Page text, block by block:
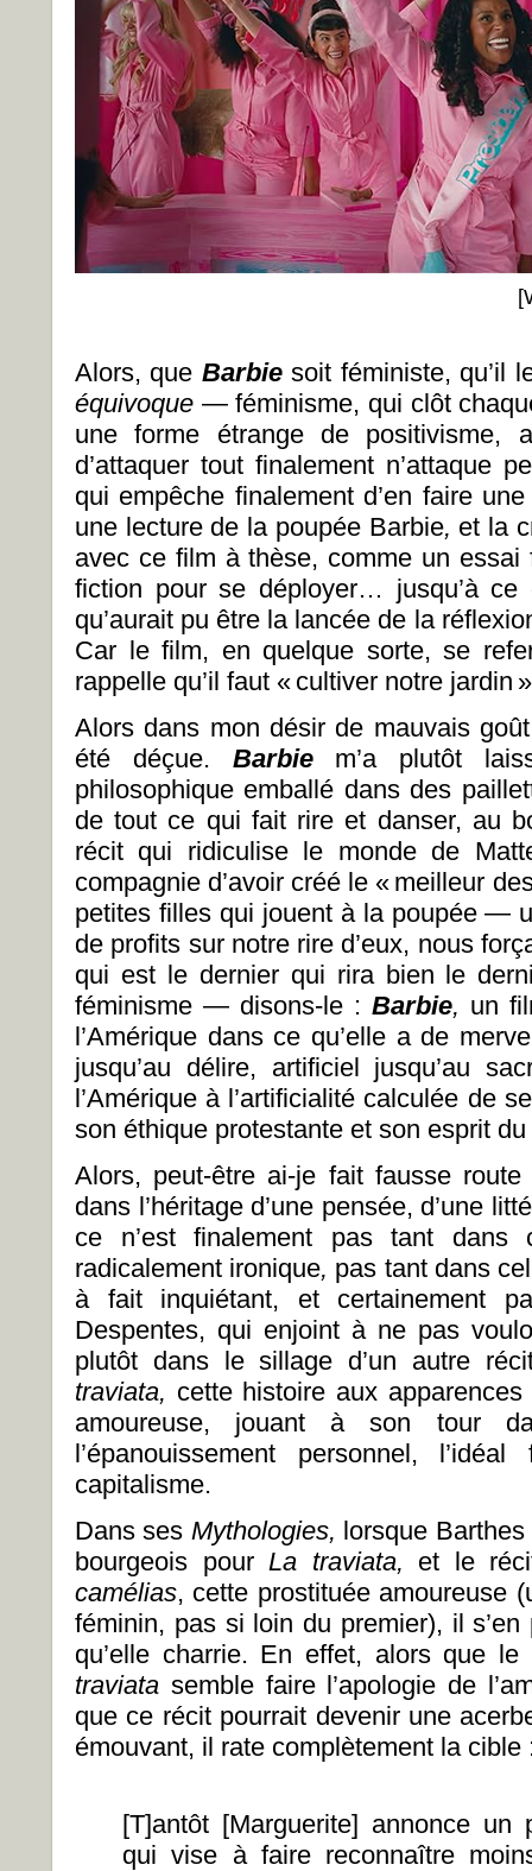
Alors, que Barbiesoit féministe, qu’il
équivoque — féminisme, qui clôt
une forme étrange de positivisme,
d’attaquer tout finalement n’attaque
qui empêche finalement d’en faire
une lecture de la poupée Barbie, et la
avec ce film à thèse, comme un
fiction pour se déployer… jusqu’à
qu’aurait pu être la lancée de la
Car le film, en quelque sorte, se
rappelle qu’il faut « cultiver notre jardin
Alors dans mon désir de mauvais
été déçue. Barbie m’a plutôt
philosophique emballé dans des
de tout ce qui fait rire et danser, au
récit qui ridiculise le monde de
compagnie d’avoir créé le « meilleur
petites filles qui jouent à la poupée —
de profits sur notre rire d’eux, nous
qui est le dernier qui rira bien le
féminisme — disons-le : Barbie, un
l’Amérique dans ce qu’elle a de
jusqu’au délire, artificiel jusqu’au
l’Amérique à l’artificialité calculée de
son éthique protestante et son esprit
Alors, peut-être ai-je fait fausse route
dans l’héritage d’une pensée, d’une
ce n’est finalement pas tant
radicalement ironique, pas tant dans
à fait inquiétant, et certainement
Despentes, qui enjoint à ne pas
plutôt dans le sillage d’un autre
traviata, cette histoire aux
amoureuse, jouant à son tour
l’épanouissement personnel,
capitalisme.
Dans ses Mythologies, lorsque Barthes
bourgeois pourLa traviata, et le
camélias, cette prostituée amoureuse
féminin, pas si loin du premier), il
qu’elle charrie. En effet, alors que
traviata semble faire l’apologie de
que ce récit pourrait devenir une
émouvant, il rate complètement la cible
[T]antôt [Marguerite] annonce un
qui vise à faire reconnaître